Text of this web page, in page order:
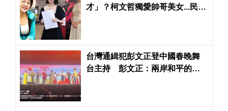
才」？柯文哲獨愛帥哥美女...民眾
台灣通緝犯彭文正登中國春晚舞
台主持 彭文正：兩岸和平的一